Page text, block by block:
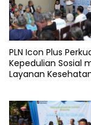
PLN Icon Plus
Kepedulian Sosial
Layanan